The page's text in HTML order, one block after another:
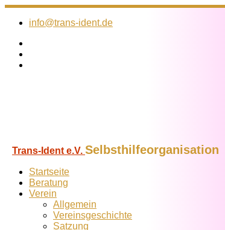
Zum
Inhalt
info@trans-ident.de
Trans-Ident e.V. Selbsthilfeorganisation
Startseite
Beratung
Verein
Allgemein
Vereins­geschichte
Satzung